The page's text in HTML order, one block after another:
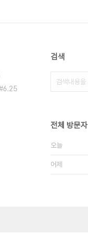
6.25
검색
전체 방문자
오늘
어제